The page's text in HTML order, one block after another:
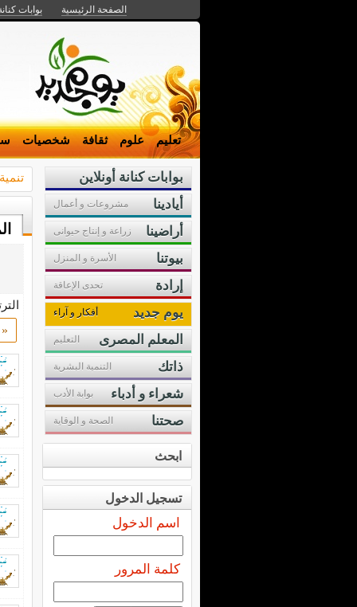
الصفحة الرئيسية بوابات
تعليم علوم ثقافة شخصيات
«
بوابات كنانة أونلاين
أيادينا
مشروعات و أعمال
أراضينا زراعة و إنتاج حيوانى
بيوتنا الأسرة و المنزل
إرادة تحدى الإعاقة
يوم جديد أفكار و آراء
المعلم المصرى التعليم
ذاتك التنمية البشرية
شعراء و أدباء بوابة الأدب
صحتنا الصحة و الوقاية
ابحث
تسجيل الدخول
اسم الدخول
كلمة المرور